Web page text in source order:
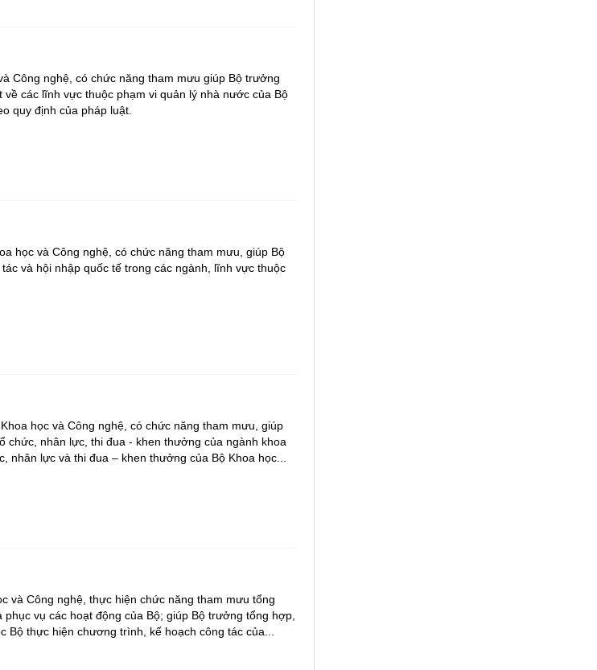
Công nghệ, có chức năng tham mưu giúp Bộ trưởng
các lĩnh vực thuộc phạm vi quản lý nhà nước của Bộ
quy định của pháp luật.
học và Công nghệ, có chức năng tham mưu, giúp Bộ
và hội nhập quốc tế trong các ngành, lĩnh vực thuộc
học và Công nghệ, có chức năng tham mưu, giúp
chức, nhân lực, thi đua - khen thưởng của ngành khoa
nhân lực và thi đua – khen thưởng của Bộ Khoa học...
và Công nghệ, thực hiện chức năng tham mưu tổng
vụ các hoạt động của Bộ; giúp Bộ trưởng tổng hợp,
thực hiện chương trình, kế hoạch công tác của...